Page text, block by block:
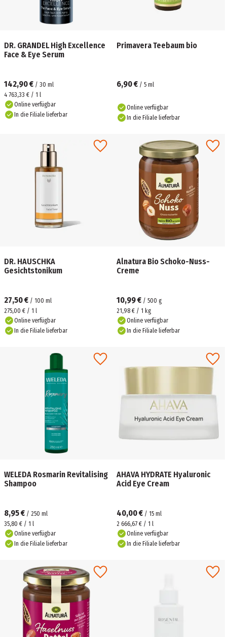
DR. GRANDEL High Excellence
Face & Eye Serum
142,90 € / 30 ml
4 763,33 € / 1 l
Online verfügbar
In die Filiale lieferbar
Primavera Teebaum bio
6,90 € / 5 ml
Online verfügbar
In die Filiale lieferbar
DR. HAUSCHKA
Gesichtstonikum
27,50 € / 100 ml
275,00 € / 1 l
Online verfügbar
In die Filiale lieferbar
Alnatura Bio Schoko-Nuss-
Creme
10,99 € / 500 g
21,98 € / 1 kg
Online verfügbar
In die Filiale lieferbar
WELEDA Rosmarin Revitalising
Shampoo
8,95 € / 250 ml
35,80 € / 1 l
Online verfügbar
In die Filiale lieferbar
AHAVA HYDRATE Hyaluronic
Acid Eye Cream
40,00 € / 15 ml
2 666,67 € / 1 l
Online verfügbar
In die Filiale lieferbar